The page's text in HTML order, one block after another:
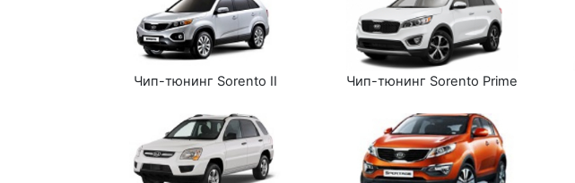
Чип-тюнинг Sorento II Чип-тюнинг Sorento Prime